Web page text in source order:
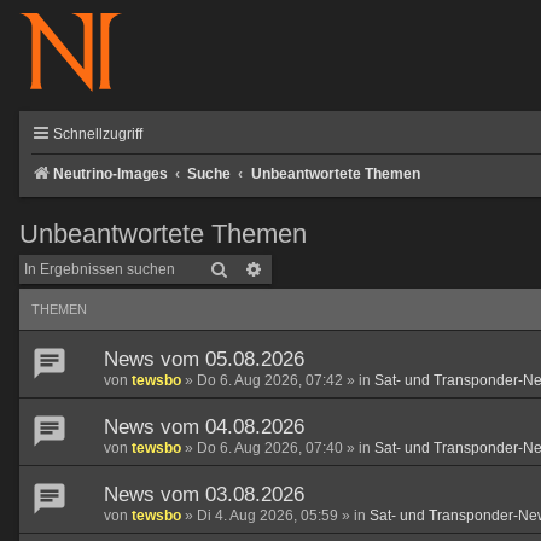
Schnellzugriff
Neutrino-Images Suche Unbeantwortete Themen
Unbeantwortete Themen
Suche
THEMEN
News vom 05.08.2026
von tewsbo » Do 6. Aug 2026, 07:42 » in Sat- und Transponder-
News vom 04.08.2026
von tewsbo » Do 6. Aug 2026, 07:40 » in Sat- und Transponder-
News vom 03.08.2026
von tewsbo » Di 4. Aug 2026, 05:59 » in Sat- und Transponder-